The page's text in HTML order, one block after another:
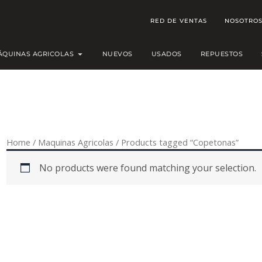
RED DE VENTAS NOSOTROS
AGRICOLAS Open MÁQUINAS AGRICOLAS
NUEVOS USADOS REPUESTOS
Home / Maquinas Agricolas / Products tagged “Copetonas”
No products were found matching your selection.